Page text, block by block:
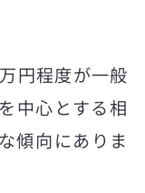
円程度が一般
中心とする相
傾向にありま